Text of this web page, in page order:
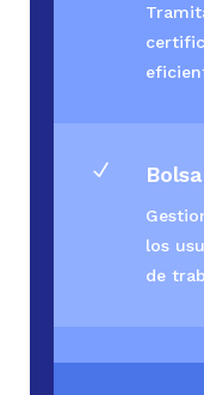
N
los
de